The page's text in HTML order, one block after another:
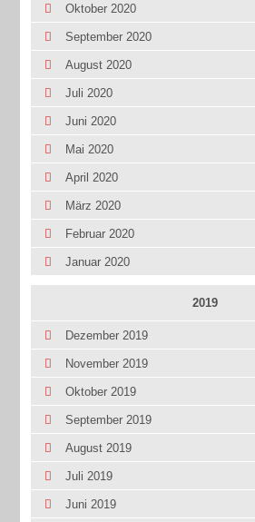
Oktober 2020
September 2020
August 2020
Juli 2020
Juni 2020
Mai 2020
April 2020
März 2020
Februar 2020
Januar 2020
2019
Dezember 2019
November 2019
Oktober 2019
September 2019
August 2019
Juli 2019
Juni 2019